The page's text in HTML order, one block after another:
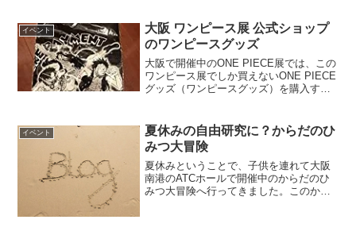
2012 全15種類 特典1種
イベント
大阪 ワンピース展 公式ショップ
のワンピースグッズ
大阪で開催中のONE PIECE展では、この
ワンピース展でしか買えないONE PIECE
グッズ（ワンピースグッズ）を購入する
イベント
夏休みの自由研究に？からだのひ
みつ大冒険
夏休みということで、子供を連れて大阪
南港のATCホールで開催中のからだのひ
みつ大冒険へ行ってきました。このから